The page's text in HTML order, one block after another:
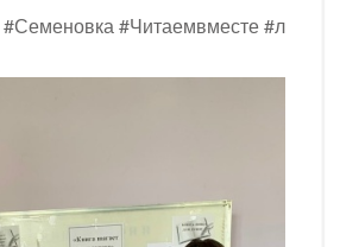
#Семеновка#Читаемвместе#л